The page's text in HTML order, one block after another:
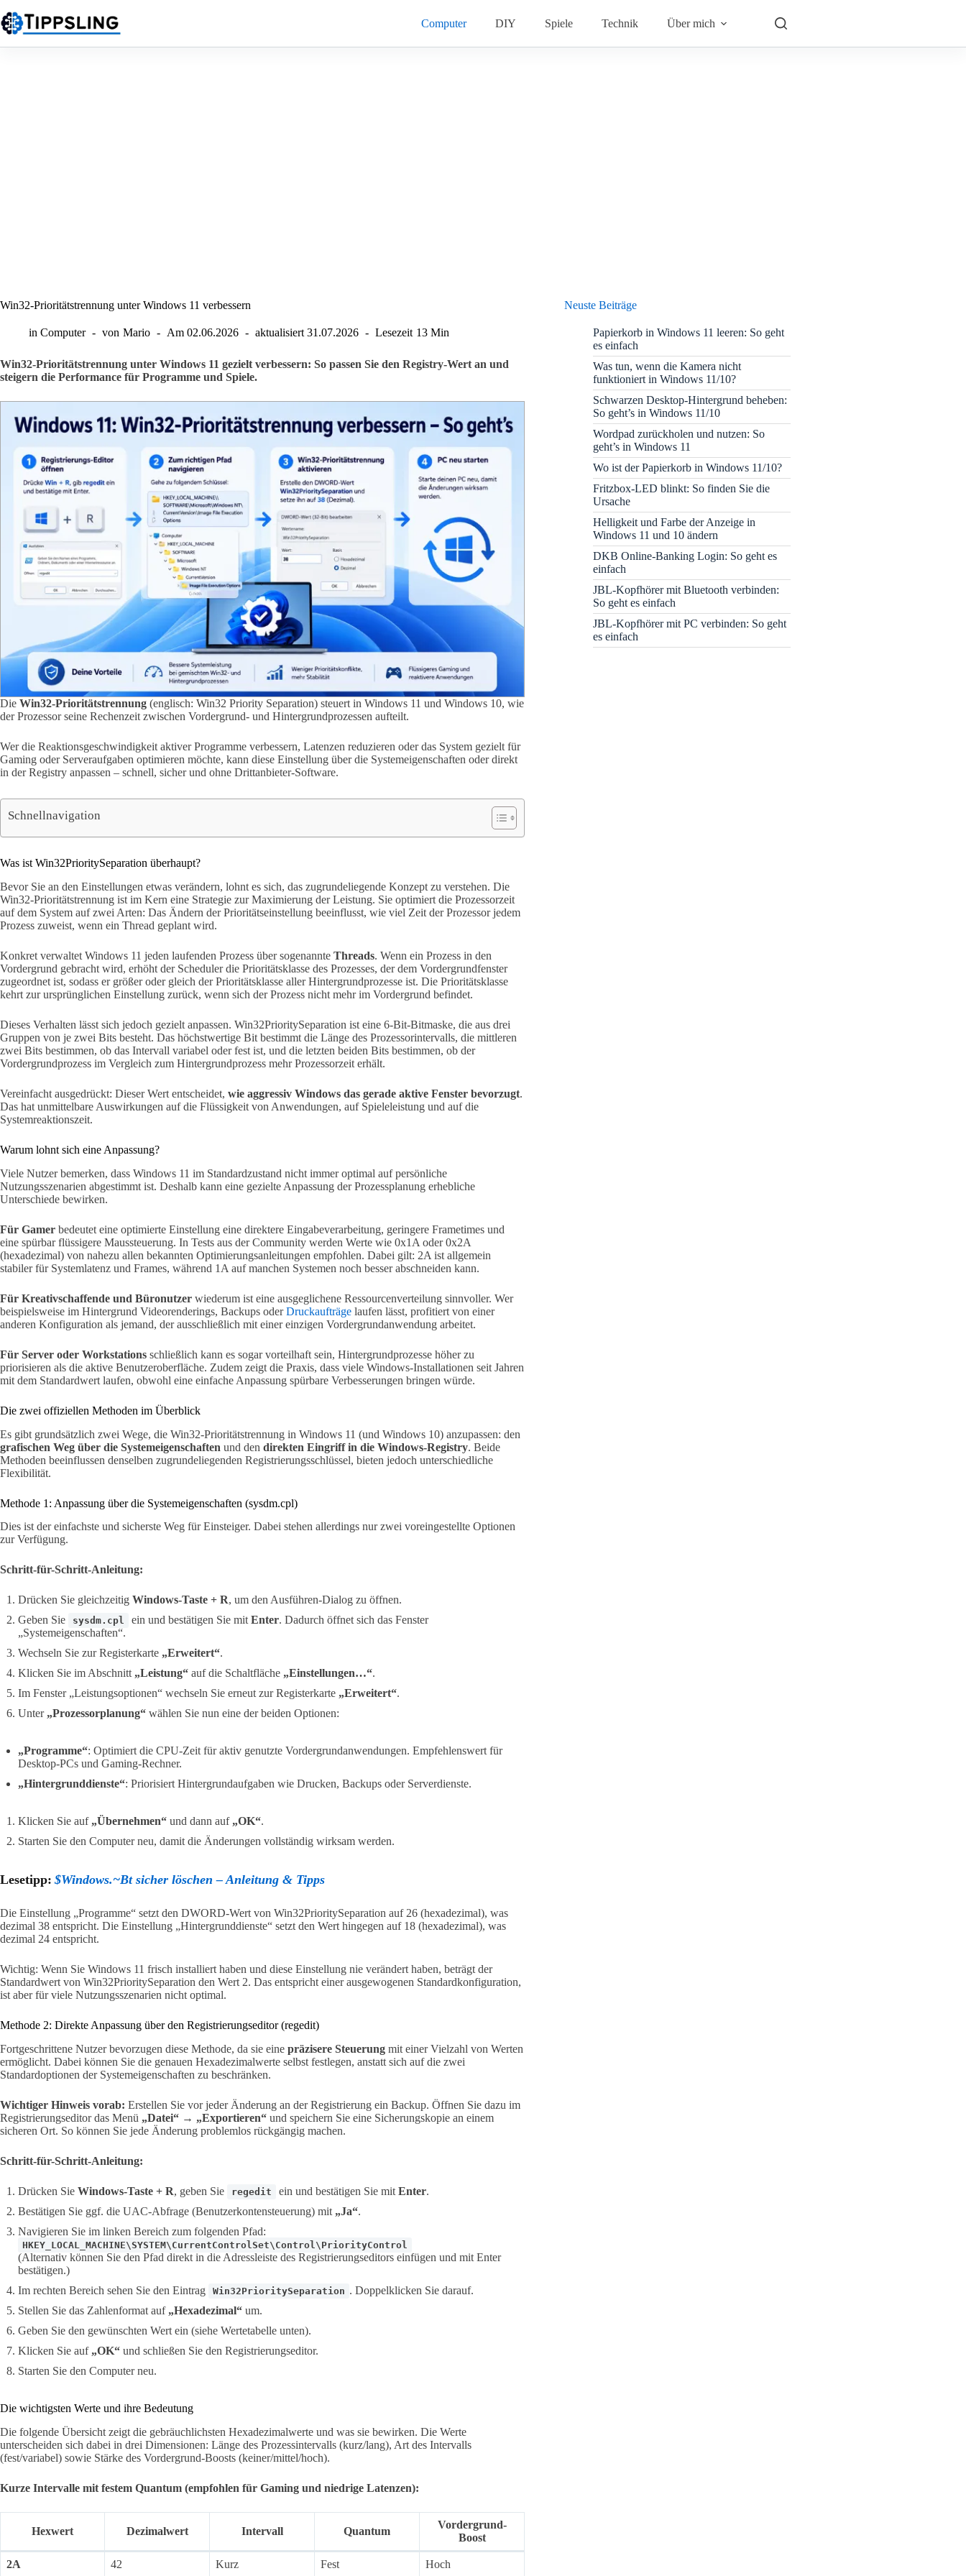
Inhalt
springen
Computer DIY Spiele Technik Über mich
Win32-Prioritätstrennung unter Windows 11 verbessern
in Computer von Mario Am 02.06.2026 aktualisiert 31.07.2026 Lesezeit 13 Min
Win32-Prioritätstrennung unter Windows 11 gezielt verbessern: So passen Sie den Registry-Wert an und
steigern die Performance für Programme und Spiele.
Die Win32-Prioritätstrennung (englisch: Win32 Priority Separation) steuert in Windows 11 und Windows 10, wie
der Prozessor seine Rechenzeit zwischen Vordergrund- und Hintergrundprozessen aufteilt.
Wer die Reaktionsgeschwindigkeit aktiver Programme verbessern, Latenzen reduzieren oder das System gezielt für
Gaming oder Serveraufgaben optimieren möchte, kann diese Einstellung über die Systemeigenschaften oder direkt
in der Registry anpassen – schnell, sicher und ohne Drittanbieter-Software.
Schnellnavigation
Was ist Win32PrioritySeparation überhaupt?
Bevor Sie an den Einstellungen etwas verändern, lohnt es sich, das zugrundeliegende Konzept zu verstehen. Die
Win32-Prioritätstrennung ist im Kern eine Strategie zur Maximierung der Leistung. Sie optimiert die Prozessorzeit
auf dem System auf zwei Arten: Das Ändern der Prioritätseinstellung beeinflusst, wie viel Zeit der Prozessor jedem
Prozess zuweist, wenn ein Thread geplant wird.
Konkret verwaltet Windows 11 jeden laufenden Prozess über sogenannte Threads. Wenn ein Prozess in den
Vordergrund gebracht wird, erhöht der Scheduler die Prioritätsklasse des Prozesses, der dem Vordergrundfenster
zugeordnet ist, sodass er größer oder gleich der Prioritätsklasse aller Hintergrundprozesse ist. Die Prioritätsklasse
kehrt zur ursprünglichen Einstellung zurück, wenn sich der Prozess nicht mehr im Vordergrund befindet.
Dieses Verhalten lässt sich jedoch gezielt anpassen. Win32PrioritySeparation ist eine 6-Bit-Bitmaske, die aus drei
Gruppen von je zwei Bits besteht. Das höchstwertige Bit bestimmt die Länge des Prozessorintervalls, die mittleren
zwei Bits bestimmen, ob das Intervall variabel oder fest ist, und die letzten beiden Bits bestimmen, ob der
Vordergrundprozess im Vergleich zum Hintergrundprozess mehr Prozessorzeit erhält.
Vereinfacht ausgedrückt: Dieser Wert entscheidet, wie aggressiv Windows das gerade aktive Fenster bevorzugt.
Das hat unmittelbare Auswirkungen auf die Flüssigkeit von Anwendungen, auf Spieleleistung und auf die
Systemreaktionszeit.
Warum lohnt sich eine Anpassung?
Viele Nutzer bemerken, dass Windows 11 im Standardzustand nicht immer optimal auf persönliche
Nutzungsszenarien abgestimmt ist. Deshalb kann eine gezielte Anpassung der Prozessplanung erhebliche
Unterschiede bewirken.
Für Gamer bedeutet eine optimierte Einstellung eine direktere Eingabeverarbeitung, geringere Frametimes und
eine spürbar flüssigere Maussteuerung. In Tests aus der Community werden Werte wie 0x1A oder 0x2A
(hexadezimal) von nahezu allen bekannten Optimierungsanleitungen empfohlen. Dabei gilt: 2A ist allgemein
stabiler für Systemlatenz und Frames, während 1A auf manchen Systemen noch besser abschneiden kann.
Für Kreativschaffende und Büronutzer wiederum ist eine ausgeglichene Ressourcenverteilung sinnvoller. Wer
beispielsweise im Hintergrund Videorenderings, Backups oderDruckaufträge laufen lässt, profitiert von einer
anderen Konfiguration als jemand, der ausschließlich mit einer einzigen Vordergrundanwendung arbeitet.
Für Server oder Workstations schließlich kann es sogar vorteilhaft sein, Hintergrundprozesse höher zu
priorisieren als die aktive Benutzeroberfläche. Zudem zeigt die Praxis, dass viele Windows-Installationen seit Jahren
mit dem Standardwert laufen, obwohl eine einfache Anpassung spürbare Verbesserungen bringen würde.
Die zwei offiziellen Methoden im Überblick
Es gibt grundsätzlich zwei Wege, die Win32-Prioritätstrennung in Windows 11 (und Windows 10) anzupassen: den
grafischen Weg über die Systemeigenschaften und den direkten Eingriff in die Windows-Registry. Beide
Methoden beeinflussen denselben zugrundeliegenden Registrierungsschlüssel, bieten jedoch unterschiedliche
Flexibilität.
Methode 1: Anpassung über die Systemeigenschaften (sysdm.cpl)
Dies ist der einfachste und sicherste Weg für Einsteiger. Dabei stehen allerdings nur zwei voreingestellte Optionen
zur Verfügung.
Schritt-für-Schritt-Anleitung:
Drücken Sie gleichzeitig Windows-Taste + R, um den Ausführen-Dialog zu öffnen.
Geben Sie
sysdm.cpl ein und bestätigen Sie mit Enter. Dadurch öffnet sich das Fenster
„Systemeigenschaften“.
Wechseln Sie zur Registerkarte „Erweitert“.
Klicken Sie im Abschnitt „Leistung“ auf die Schaltfläche „Einstellungen…“.
Im Fenster „Leistungsoptionen“ wechseln Sie erneut zur Registerkarte „Erweitert“.
Unter „Prozessorplanung“ wählen Sie nun eine der beiden Optionen:
„Programme“: Optimiert die CPU-Zeit für aktiv genutzte Vordergrundanwendungen. Empfehlenswert für
Desktop-PCs und Gaming-Rechner.
„Hintergrunddienste“: Priorisiert Hintergrundaufgaben wie Drucken, Backups oder Serverdienste.
Klicken Sie auf „Übernehmen“ und dann auf „OK“.
Starten Sie den Computer neu, damit die Änderungen vollständig wirksam werden.
Lesetipp: $Windows.~Bt sicher löschen – Anleitung & Tipps
Die Einstellung „Programme“ setzt den DWORD-Wert von Win32PrioritySeparation auf 26 (hexadezimal), was
dezimal 38 entspricht. Die Einstellung „Hintergrunddienste“ setzt den Wert hingegen auf 18 (hexadezimal), was
dezimal 24 entspricht.
Wichtig: Wenn Sie Windows 11 frisch installiert haben und diese Einstellung nie verändert haben, beträgt der
Standardwert von Win32PrioritySeparation den Wert 2. Das entspricht einer ausgewogenen Standardkonfiguration,
ist aber für viele Nutzungsszenarien nicht optimal.
Methode 2: Direkte Anpassung über den Registrierungseditor (regedit)
Fortgeschrittene Nutzer bevorzugen diese Methode, da sie eine präzisere Steuerung mit einer Vielzahl von Werten
ermöglicht. Dabei können Sie die genauen Hexadezimalwerte selbst festlegen, anstatt sich auf die zwei
Standardoptionen der Systemeigenschaften zu beschränken.
Wichtiger Hinweis vorab: Erstellen Sie vor jeder Änderung an der Registrierung ein Backup. Öffnen Sie dazu im
Registrierungseditor das Menü „Datei“ → „Exportieren“ und speichern Sie eine Sicherungskopie an einem
sicheren Ort. So können Sie jede Änderung problemlos rückgängig machen.
Schritt-für-Schritt-Anleitung:
Drücken Sie Windows-Taste + R, geben Sie regedit ein und bestätigen Sie mit Enter.
Bestätigen Sie ggf. die UAC-Abfrage (Benutzerkontensteuerung) mit „Ja“.
Navigieren Sie im linken Bereich zum folgenden Pfad:
HKEY_LOCAL_MACHINE\SYSTEM\CurrentControlSet\Control\PriorityControl
(Alternativ können Sie den Pfad direkt in die Adressleiste des Registrierungseditors einfügen und mit Enter
bestätigen.)
Im rechten Bereich sehen Sie den Eintrag
Win32PrioritySeparation . Doppelklicken Sie darauf.
Stellen Sie das Zahlenformat auf „Hexadezimal“ um.
Geben Sie den gewünschten Wert ein (siehe Wertetabelle unten).
Klicken Sie auf „OK“ und schließen Sie den Registrierungseditor.
Starten Sie den Computer neu.
Die wichtigsten Werte und ihre Bedeutung
Die folgende Übersicht zeigt die gebräuchlichsten Hexadezimalwerte und was sie bewirken. Die Werte
unterscheiden sich dabei in drei Dimensionen: Länge des Prozessintervalls (kurz/lang), Art des Intervalls
(fest/variabel) sowie Stärke des Vordergrund-Boosts (keiner/mittel/hoch).
Kurze Intervalle mit festem Quantum (empfohlen für Gaming und niedrige Latenzen):
Hexwert Dezimalwert Intervall Quantum
Vordergrund-
Boost
2A 42 Kurz Fest Hoch
Neuste Beiträge
Papierkorb in Windows 11 leeren: So geht
es einfach
Was tun, wenn die Kamera nicht
funktioniert in Windows 11/10?
Schwarzen Desktop-Hintergrund beheben:
So geht’s in Windows 11/10
Wordpad zurückholen und nutzen: So
geht’s in Windows 11
Wo ist der Papierkorb in Windows 11/10?
Fritzbox-LED blinkt: So finden Sie die
Ursache
Helligkeit und Farbe der Anzeige in
Windows 11 und 10 ändern
DKB Online-Banking Login: So geht es
einfach
JBL-Kopfhörer mit Bluetooth verbinden:
So geht es einfach
JBL-Kopfhörer mit PC verbinden: So geht
es einfach